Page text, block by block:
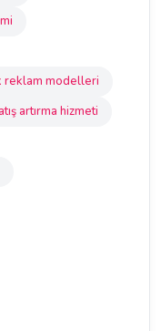
reklam modelleri
artırma hizmeti